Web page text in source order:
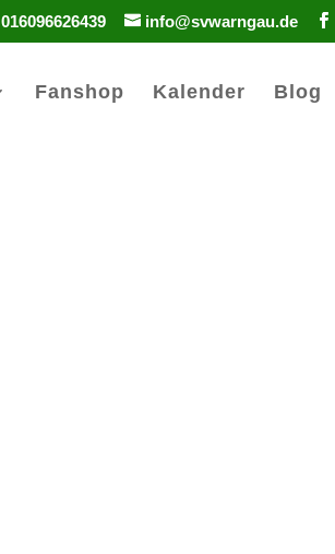
016096626439 info@svwarngau.de
Fanshop Kalender Blog